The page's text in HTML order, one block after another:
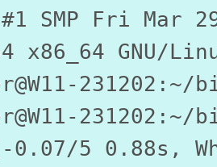
#1 SMP Fri Mar
x86_64 GNU/
231202:~/
231202:~/
0.07/5 0.88s,